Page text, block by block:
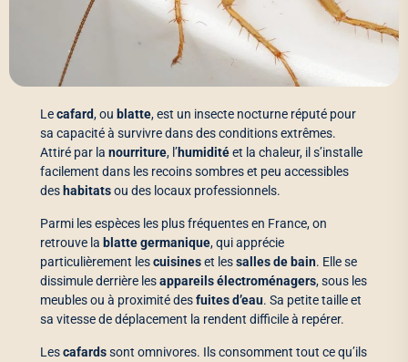
Lecafard, ou blatte, est un insecte nocturne réputé pour
sa capacité à survivre dans des conditions extrêmes.
Attiré par lanourriture, l’humiditéet la chaleur, il s’installe
facilement dans les recoins sombres et peu accessibles
des habitatsou des locaux professionnels.
Parmi les espèces les plus fréquentes en France, on
retrouve la blatte germanique, qui apprécie
particulièrement lescuisineset lessalles de bain. Elle se
dissimule derrière lesappareils électroménagers, sous les
meubles ou à proximité desfuites d’eau. Sa petite taille et
sa vitesse de déplacement la rendent difficile à repérer.
Lescafardssont omnivores. Ils consomment tout ce qu’ils